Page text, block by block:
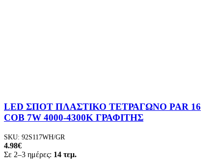
LED ΣΠΟΤ ΠΛΑΣΤΙΚΟ ΤΕΤΡΑΓΩΝΟ PAR 16
COB 7W 4000-4300K ΓΡΑΦΙΤΗΣ
SKU: 92S117WH/GR
4.98€
Σε 2–3 ημέρες: 14 τεμ.